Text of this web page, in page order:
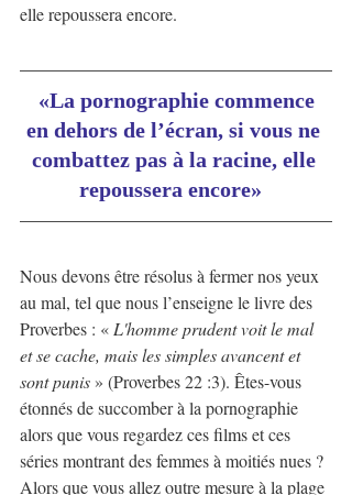
elle repoussera encore.
«La pornographie commence
en dehors de l’écran, si vous ne
combattez pas à la racine, elle
repoussera encore»
Nous devons être résolus à fermer nos yeux
au mal, tel que nous l’enseigne le livre des
Proverbes : « L'homme prudent voit le mal
et se cache, mais les simples avancent et
sont punis » (Proverbes 22 :3). Êtes-vous
étonnés de succomber à la pornographie
alors que vous regardez ces films et ces
séries montrant des femmes à moitiés nues ?
Alors que vous allez outre mesure à la plage